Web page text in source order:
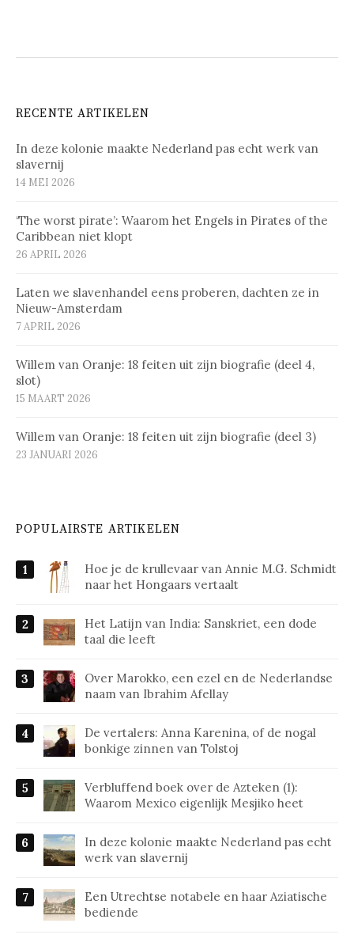
RECENTE ARTIKELEN
In deze kolonie maakte Nederland pas echt werk van
slavernij
14 MEI 2026
‘The worst pirate’: Waarom het Engels in Pirates of the
Caribbean niet klopt
26 APRIL 2026
Laten we slavenhandel eens proberen, dachten ze in
Nieuw-Amsterdam
7 APRIL 2026
Willem van Oranje: 18 feiten uit zijn biografie (deel 4,
slot)
15 MAART 2026
Willem van Oranje: 18 feiten uit zijn biografie (deel 3)
23 JANUARI 2026
POPULAIRSTE ARTIKELEN
Hoe je de krullevaar van Annie M.G. Schmidt
naar het Hongaars vertaalt
Het Latijn van India: Sanskriet, een dode
taal die leeft
Over Marokko, een ezel en de Nederlandse
naam van Ibrahim Afellay
De vertalers: Anna Karenina, of de nogal
bonkige zinnen van Tolstoj
Verbluffend boek over de Azteken (1):
Waarom Mexico eigenlijk Mesjiko heet
In deze kolonie maakte Nederland pas echt
werk van slavernij
Een Utrechtse notabele en haar Aziatische
bediende